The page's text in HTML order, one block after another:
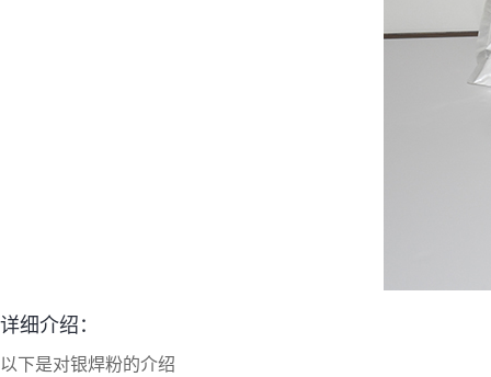
详细介绍：
以下是对银焊粉的介绍